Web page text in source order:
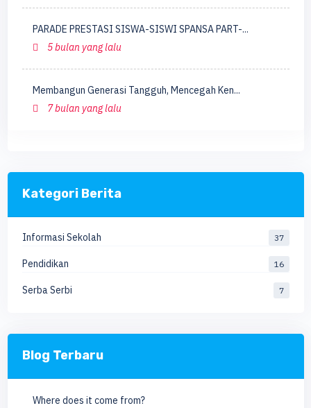
PARADE PRESTASI SISWA-SISWI SPANSA PART-...
5 bulan yang lalu
Membangun Generasi Tangguh, Mencegah Ken...
7 bulan yang lalu
Kategori Berita
Informasi Sekolah 37
Pendidikan 16
Serba Serbi 7
Blog Terbaru
Where does it come from?